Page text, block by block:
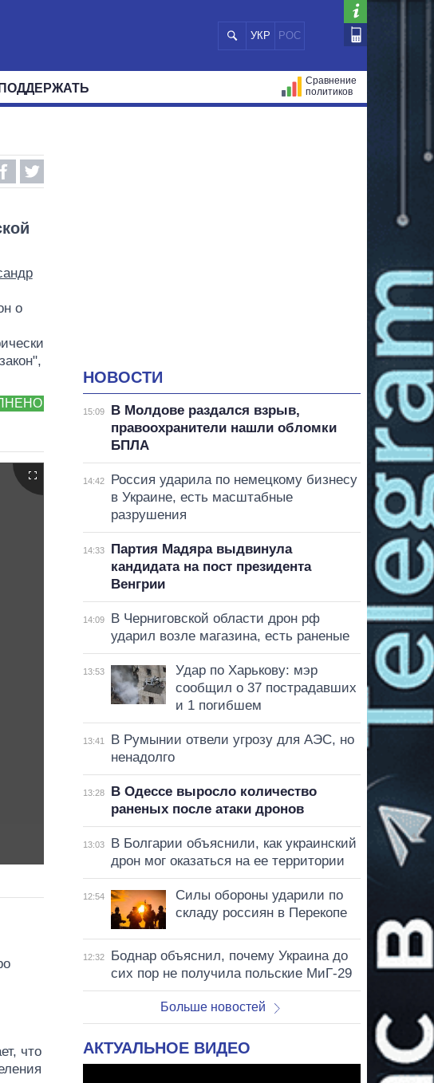
УКР РОС
ПОДДЕРЖАТЬ
Сравнение
политиков
о
что
НОВОСТИ
15:09
В Молдове раздался взрыв,
правоохранители нашли обломки
БПЛА
14:42
Россия ударила по немецкому бизнесу
в Украине, есть масштабные
разрушения
14:33
Партия Мадяра выдвинула
кандидата на пост президента
Венгрии
14:09
В Черниговской области дрон рф
ударил возле магазина, есть раненые
13:53
Удар по Харькову: мэр
сообщил о 37 пострадавших
и 1 погибшем
13:41
В Румынии отвели угрозу для АЭС, но
ненадолго
13:28
В Одессе выросло количество
раненых после атаки дронов
13:03
В Болгарии объяснили, как украинский
дрон мог оказаться на ее территории
12:54
Силы обороны ударили по
складу россиян в Перекопе
12:32
Боднар объяснил, почему Украина до
сих пор не получила польские МиГ-29
Больше новостей
АКТУАЛЬНОЕ ВИДЕО